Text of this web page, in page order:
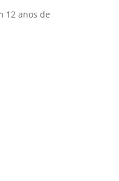
12 anos de